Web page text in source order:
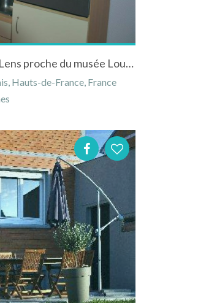
Appartement Malice dans le centre-ville de Lens proche du musée Louvre-Lens
Hauts-de-France, France